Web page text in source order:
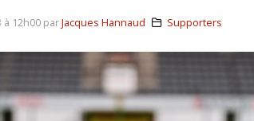
à 12h00 parJacques Hannaud Supporters